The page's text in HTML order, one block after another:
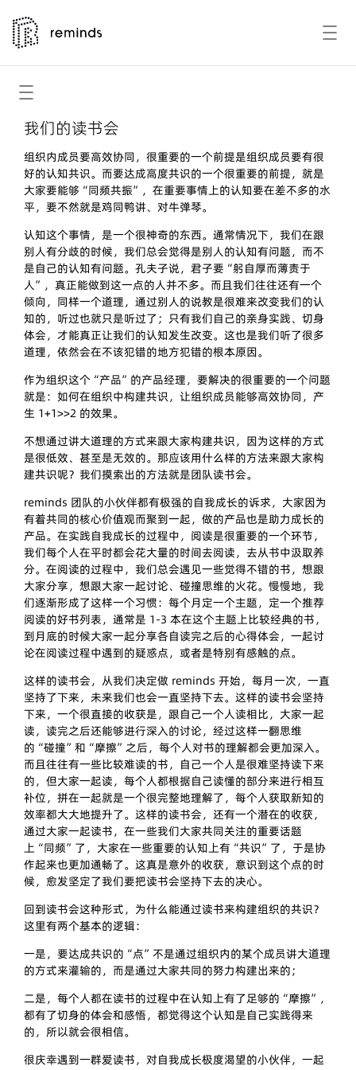
我们的读书会
组织内成员要高效协同，很重要的一个前提是组织成员要有很
好的认知共识。而要达成高度共识的一个很重要的前提，就是
大家要能够“同频共振”，在重要事情上的认知要在差不多的水
平，要不然就是鸡同鸭讲、对牛弹琴。
认知这个事情，是一个很神奇的东西。通常情况下，我们在跟
别人有分歧的时候，我们总会觉得是别人的认知有问题，而不
是自己的认知有问题。孔夫子说，君子要“躬自厚而薄责于
人”，真正能做到这一点的人并不多。而且我们往往还有一个
倾向，同样一个道理，通过别人的说教是很难来改变我们的认
知的，听过也就只是听过了；只有我们自己的亲身实践、切身
体会，才能真正让我们的认知发生改变。这也是我们听了很多
道理，依然会在不该犯错的地方犯错的根本原因。
作为组织这个“产品”的产品经理，要解决的很重要的一个问题
就是：如何在组织中构建共识，让组织成员能够高效协同，产
生 1+1>>2 的效果。
不想通过讲大道理的方式来跟大家构建共识，因为这样的方式
是很低效、甚至是无效的。那应该用什么样的方法来跟大家构
建共识呢？我们摸索出的方法就是团队读书会。
reminds 团队的小伙伴都有极强的自我成长的诉求，大家因为
有着共同的核心价值观而聚到一起，做的产品也是助力成长的
产品。在实践自我成长的过程中，阅读是很重要的一个环节，
我们每个人在平时都会花大量的时间去阅读，去从书中汲取养
分。在阅读的过程中，我们总会遇见一些觉得不错的书，想跟
大家分享，想跟大家一起讨论、碰撞思维的火花。慢慢地，我
们逐渐形成了这样一个习惯：每个月定一个主题，定一个推荐
阅读的好书列表，通常是 1-3 本在这个主题上比较经典的书，
到月底的时候大家一起分享各自读完之后的心得体会，一起讨
论在阅读过程中遇到的疑惑点，或者是特别有感触的点。
这样的读书会，从我们决定做 reminds 开始，每月一次，一直
坚持了下来，未来我们也会一直坚持下去。这样的读书会坚持
下来，一个很直接的收获是，跟自己一个人读相比，大家一起
读，读完之后还能够进行深入的讨论，经过这样一翻思维
的“碰撞”和“摩擦”之后，每个人对书的理解都会更加深入。
而且往往有一些比较难读的书，自己一个人是很难坚持读下来
的，但大家一起读，每个人都根据自己读懂的部分来进行相互
补位，拼在一起就是一个很完整地理解了，每个人获取新知的
效率都大大地提升了。这样的读书会，还有一个潜在的收获，
通过大家一起读书，在一些我们大家共同关注的重要话题
上“同频”了，大家在一些重要的认知上有“共识”了，于是协
作起来也更加通畅了。这真是意外的收获，意识到这个点的时
候，愈发坚定了我们要把读书会坚持下去的决心。
回到读书会这种形式，为什么能通过读书来构建组织的共识？
这里有两个基本的逻辑：
一是，要达成共识的“点”不是通过组织内的某个成员讲大道理
的方式来灌输的，而是通过大家共同的努力构建出来的；
二是，每个人都在读书的过程中在认知上有了足够的“摩擦”，
都有了切身的体会和感悟，都觉得这个认知是自己实践得来
的，所以就会很相信。
很庆幸遇到一群爱读书，对自我成长极度渴望的小伙伴，一起